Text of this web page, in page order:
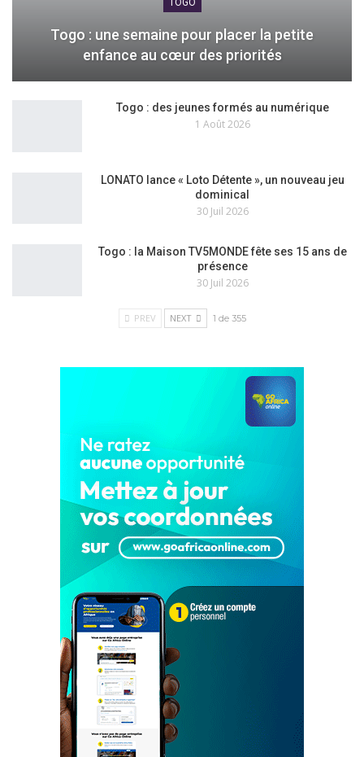
TOGO
Togo : une semaine pour placer la petite
enfance au cœur des priorités
Togo : des jeunes formés au numérique
1 Août 2026
LONATO lance « Loto Détente », un nouveau jeu
dominical
30 Juil 2026
Togo : la Maison TV5MONDE fête ses 15 ans de
présence
30 Juil 2026
PREV NEXT 1 de 355